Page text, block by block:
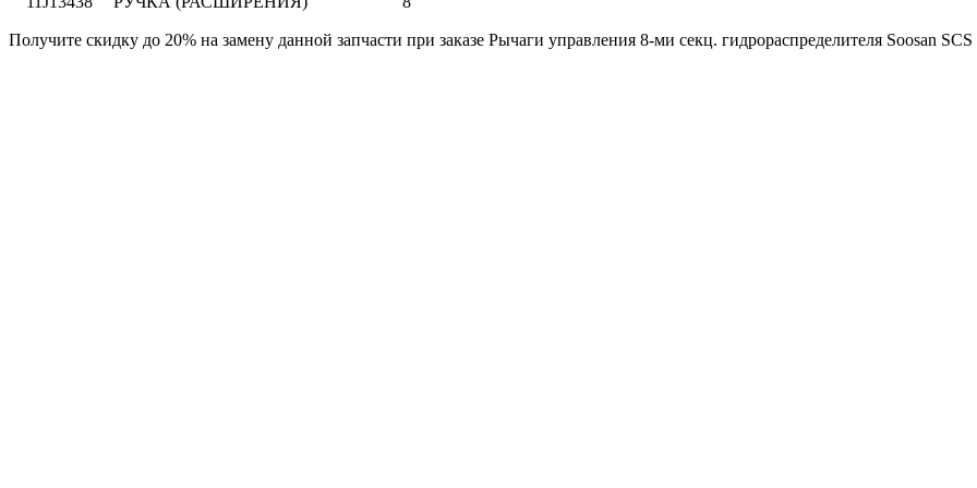
Получите скидку до 20% на замену данной запчасти при заказе Рычаги управления 8-ми секц. гидрораспределителя Soosan